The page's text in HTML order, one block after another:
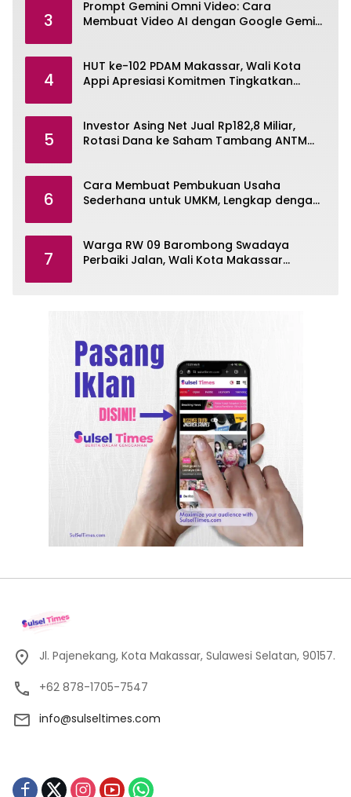
3
Prompt Gemini Omni Video: Cara
Membuat Video AI dengan Google Gemini
4
HUT ke-102 PDAM Makassar, Wali Kota
Appi Apresiasi Komitmen Tingkatkan
5
Investor Asing Net Jual Rp182,8 Miliar,
Rotasi Dana ke Saham Tambang ANTM
6
Cara Membuat Pembukuan Usaha
Sederhana untuk UMKM, Lengkap dengan
7
Warga RW 09 Barombong Swadaya
Perbaiki Jalan, Wali Kota Makassar
Jl. Pajenekang, Kota Makassar, Sulawesi Selatan, 90157.
+62 878-1705-7547
info@sulseltimes.com